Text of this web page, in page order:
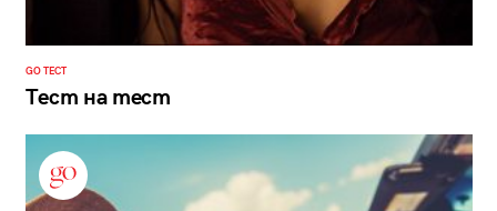
GO ТЕСТ
Тест на тест